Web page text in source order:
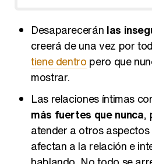
creerá de una vez por
tiene dentropero que
mostrar.
más fuertes que nunca,
atender a otros
afectan a la relación e
hablando. No todo se